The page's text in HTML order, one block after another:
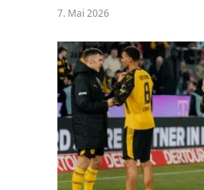
7. Mai 2026